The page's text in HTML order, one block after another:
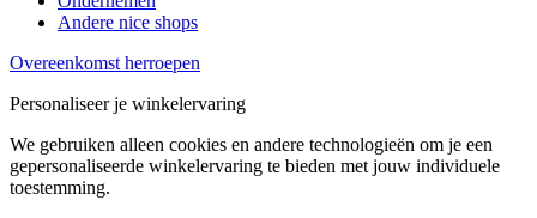
Andere nice shops
Overeenkomst herroepen
Personaliseer je winkelervaring
We gebruiken alleen cookies en andere technologieën om je een
gepersonaliseerde winkelervaring te bieden met jouw individuele
toestemming.